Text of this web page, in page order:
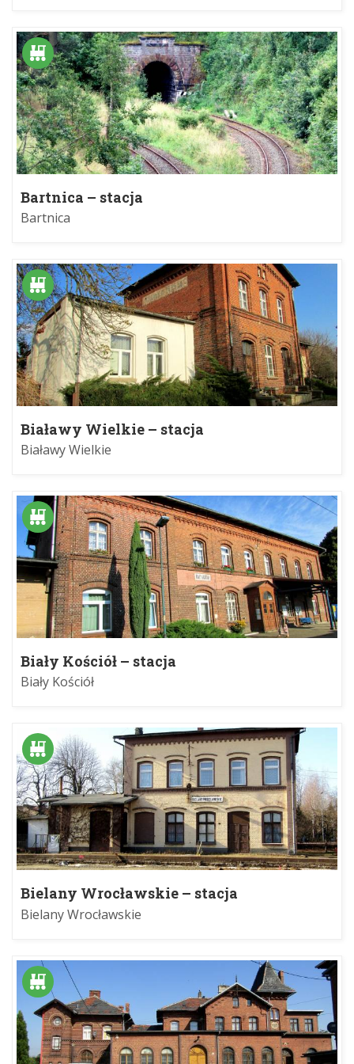
Bartnica – stacja
Bartnica
Białawy Wielkie – stacja
Białawy Wielkie
Biały Kościół – stacja
Biały Kościół
Bielany Wrocławskie – stacja
Bielany Wrocławskie